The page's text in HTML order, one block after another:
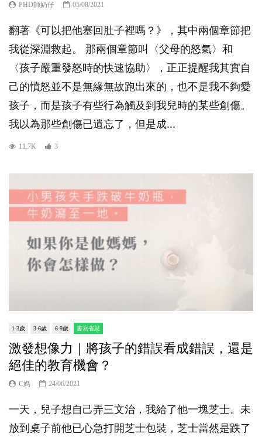
PHD師奶仔 05/08/2021
翻著《可以把他塞回肚子裡嗎？》，其中兩個章節把
我從深淵救起。 那兩個章節叫〈父母的怒氣〉和
〈孩子嚴重發怒時的快速協助〉，正正提醒我其實自
己的憤怒並不是無緣無故跑出來的，也不是我不夠愛
孩子，而是孩子有些行為觸及到我兒時的某些創傷。
我以為那些創傷已遺忘了，但是成...
11.7K 3
1-3歲 3-6歲 6-9歲 書寫省思
激發想像力｜將孩子的錯誤看成錯誤，還是
絕佳的教育機會？
C媽 24/06/2021
一天，兒子想自己弄三文治，我給了他一塊芝士。未
放到桌子前他已心急打開芝士包裝，芝士當然是跌了